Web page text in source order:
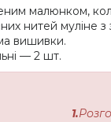
малюнком,
нитей муліне
вишивки.
— 2 шт.
1.